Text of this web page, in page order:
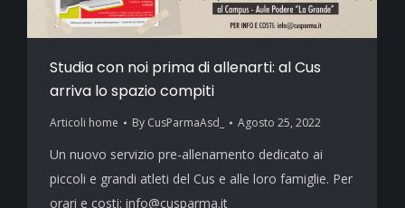
Studia con noi prima di allenarti: al Cus
arriva lo spazio compiti
Articoli home By CusParmaAsd_ Agosto 25, 2022
Un nuovo servizio pre-allenamento dedicato ai
piccoli e grandi atleti del Cus e alle loro famiglie. Per
orari e costi: info@cusparma.it